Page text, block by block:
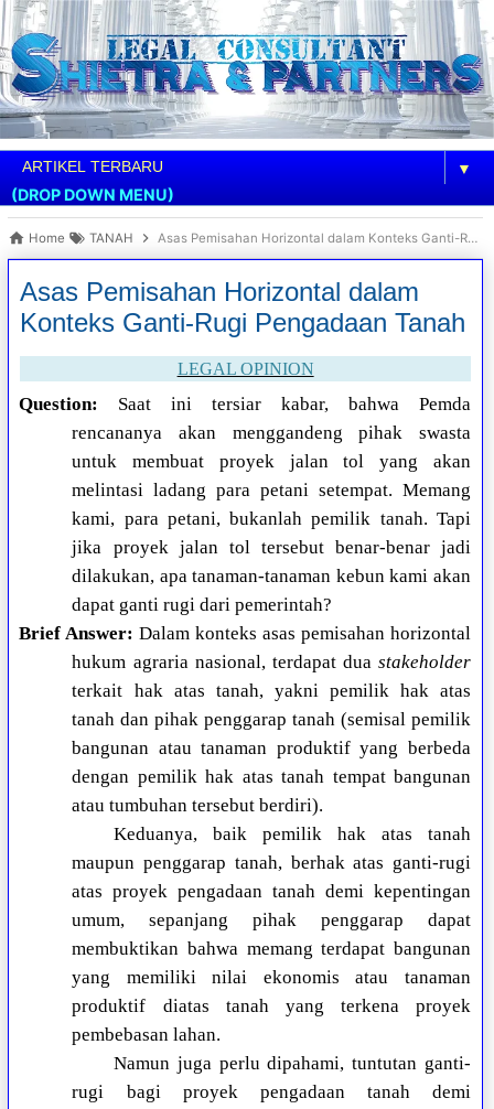
▼
(DROP DOWN MENU)
Home TANAH Asas Pemisahan Horizontal dalam Konteks Ganti-Rugi Pengadaan Tanah
Asas Pemisahan Horizontal dalam
Konteks Ganti-Rugi Pengadaan Tanah
LEGAL OPINION
Question:
Saat ini tersiar kabar, bahwa Pemda
rencananya akan menggandeng pihak swasta
untuk membuat proyek jalan tol yang akan
melintasi ladang para petani setempat. Memang
kami, para petani, bukanlah pemilik tanah. Tapi
jika proyek jalan tol tersebut benar-benar jadi
dilakukan, apa tanaman-tanaman kebun kami akan
dapat ganti rugi dari pemerintah?
Brief Answer: Dalam konteks asas pemisahan horizontal
hukum agraria nasional, terdapat dua stakeholder
terkait hak atas tanah, yakni pemilik hak atas
tanah dan pihak penggarap tanah (semisal pemilik
bangunan atau tanaman produktif yang berbeda
dengan pemilik hak atas tanah tempat bangunan
atau tumbuhan tersebut berdiri).
Keduanya, baik pemilik hak atas tanah
maupun penggarap tanah, berhak atas ganti-rugi
atas proyek pengadaan tanah demi kepentingan
umum, sepanjang pihak penggarap dapat
membuktikan bahwa memang terdapat bangunan
yang memiliki nilai ekonomis atau tanaman
produktif diatas tanah yang terkena proyek
pembebasan lahan.
Namun juga perlu dipahami, tuntutan ganti-
rugi bagi proyek pengadaan tanah demi